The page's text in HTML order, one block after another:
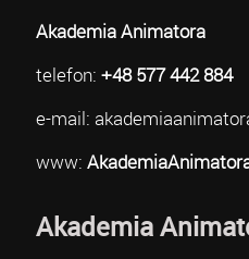
Akademia Animatora
telefon: +48 577 442 884
e-mail:
www:
Akademia